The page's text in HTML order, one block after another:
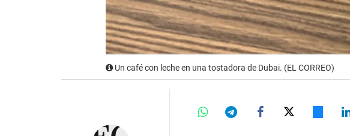
Un café con leche en una tostadora de Dubai. (EL CORREO)